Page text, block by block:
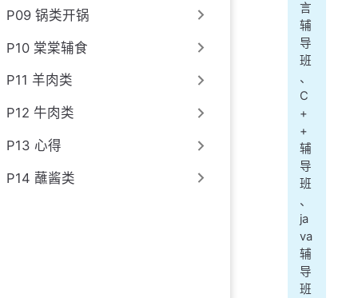
P09 锅类开锅
P10 棠棠辅食
P11 羊肉类
P12 牛肉类
P13 心得
P14 蘸酱类
言
辅
导
班
、
C
+
+
辅
导
班
、
ja
va
辅
导
班